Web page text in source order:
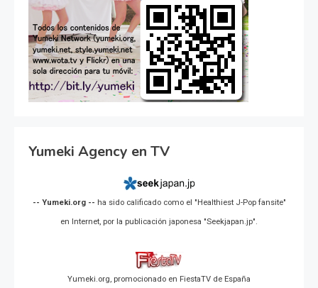
Yumeki Agency en TV
-- Yumeki.org -- ha sido calificado como el "Healthiest J-Pop fansite"
en Internet, por la publicación japonesa "Seekjapan.jp".
Yumeki.org, promocionado en FiestaTV de España